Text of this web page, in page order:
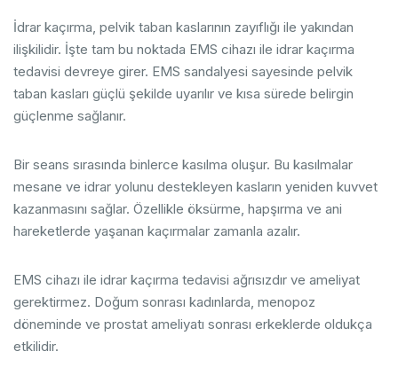
İdrar kaçırma, pelvik taban kaslarının zayıflığı ile yakından
ilişkilidir. İşte tam bu noktada EMS cihazı ile idrar kaçırma
tedavisi devreye girer. EMS sandalyesi sayesinde pelvik
taban kasları güçlü şekilde uyarılır ve kısa sürede belirgin
güçlenme sağlanır.
Bir seans sırasında binlerce kasılma oluşur. Bu kasılmalar
mesane ve idrar yolunu destekleyen kasların yeniden kuvvet
kazanmasını sağlar. Özellikle öksürme, hapşırma ve ani
hareketlerde yaşanan kaçırmalar zamanla azalır.
EMS cihazı ile idrar kaçırma tedavisi ağrısızdır ve ameliyat
gerektirmez. Doğum sonrası kadınlarda, menopoz
döneminde ve prostat ameliyatı sonrası erkeklerde oldukça
etkilidir.